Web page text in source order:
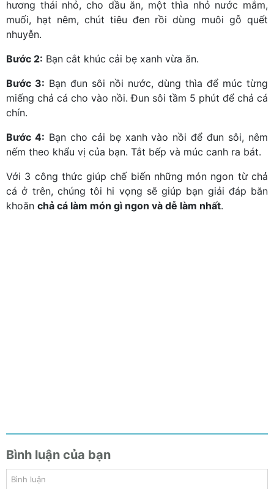
hương thái nhỏ, cho dầu ăn, một thìa nhỏ nước mắm,
muối, hạt nêm, chút tiêu đen rồi dùng muôi gỗ quết
nhuyễn.
Bước 2: Bạn cắt khúc cải bẹ xanh vừa ăn.
Bước 3: Bạn đun sôi nồi nước, dùng thìa để múc từng
miếng chả cá cho vào nồi. Đun sôi tầm 5 phút để chả cá
chín.
Bước 4: Bạn cho cải bẹ xanh vào nồi để đun sôi, nêm
nếm theo khẩu vị của bạn. Tắt bếp và múc canh ra bát.
Với 3 công thức giúp chế biến những món ngon từ chả
cá ở trên, chúng tôi hi vọng sẽ giúp bạn giải đáp băn
khoăn chả cá làm món gì ngon và dễ làm nhất.
Bình luận của bạn